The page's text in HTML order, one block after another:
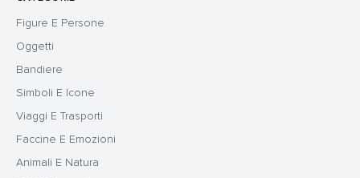
Figure E Persone
Oggetti
Bandiere
Simboli E Icone
Viaggi E Trasporti
Faccine E Emozioni
Animali E Natura